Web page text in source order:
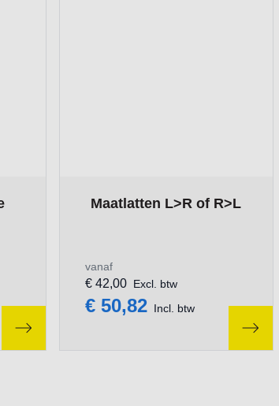
Maatlatten L>R of R>L
vanaf
€ 50,82 Incl. btw
€ 42,00 Excl. btw